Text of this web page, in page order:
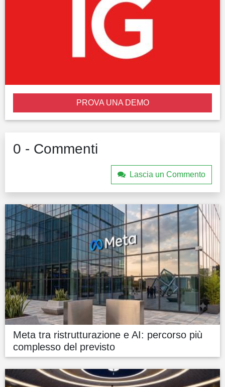
PROVA UNA DEMO
0 - Commenti
Lascia un Commento
Meta tra ristrutturazione e AI: percorso più
complesso del previsto